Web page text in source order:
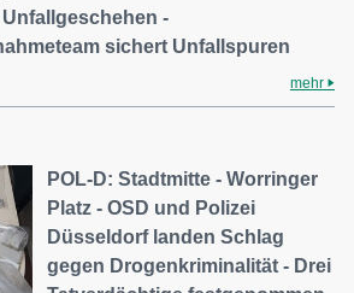
-
sichert Unfallspuren
mehr
POL-D: Stadtmitte - Worringer
Platz - OSD und Polizei
Düsseldorf landen Schlag
gegen Drogenkriminalität - Drei